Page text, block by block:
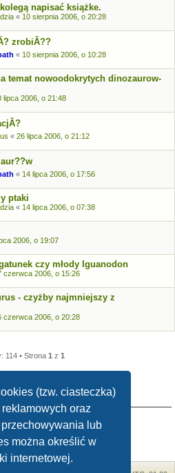
(tzw. ciasteczka)
oraz
lub
można określić w
internetowej.
napisać książke.
« 10 sierpnia 2006, o 20:28
zrobiĂ??
« 10 sierpnia 2006, o 10:28
temat nowoodokrytych dinozaurow-
lipca 2006, o 21:48
« 26 lipca 2006, o 21:12
« 14 lipca 2006, o 17:56
ptaki
« 14 lipca 2006, o 07:38
2006, o 19:07
czy młody Iguanodon
czerwca 2006, o 15:26
- czyżby najmniejszy z
czerwca 2006, o 20:28
114 • Strona 1 z 1